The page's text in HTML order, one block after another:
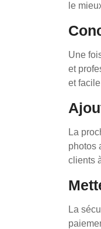
le
Une
et
et
La
photos
clients
La